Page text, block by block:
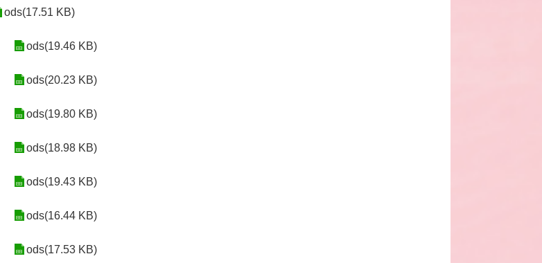
ods(17.51 KB)
ods(19.46 KB)
ods(20.23 KB)
ods(19.80 KB)
ods(18.98 KB)
ods(19.43 KB)
ods(16.44 KB)
ods(17.53 KB)